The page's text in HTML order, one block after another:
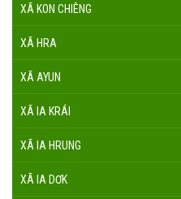
XÃ KON CHIÊNG
XÃ HRA
XÃ AYUN
XÃ IA KRÁI
XÃ IA HRUNG
XÃ IA DƠK